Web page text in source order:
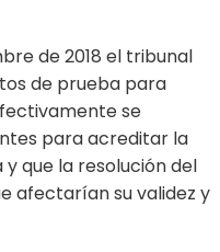
de 2018 el tribunal
de prueba para
se
para acreditar la
que la resolución del
afectarían su validez y